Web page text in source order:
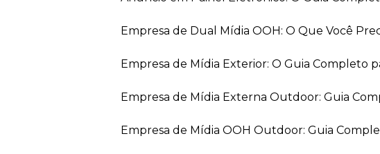
Empresa de Dual Mídia OOH: O Que Você
Empresa de Mídia Exterior: O Guia Completo
Empresa de Mídia Externa Outdoor: Guia
Empresa de Mídia OOH Outdoor: Guia